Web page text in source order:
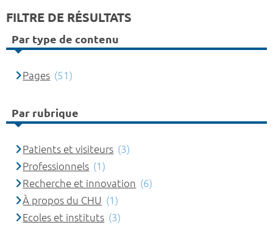
FILTRE DE RÉSULTATS
Par type de contenu
Pages (51)
Par rubrique
Patients et visiteurs (3)
Professionnels (1)
Recherche et innovation (6)
À propos du CHU (1)
Ecoles et instituts (3)